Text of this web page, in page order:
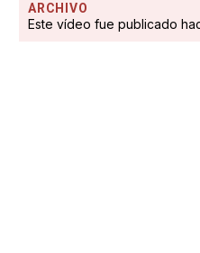
ARCHIVO
Este vídeo fue publicado